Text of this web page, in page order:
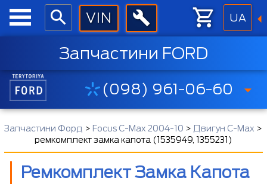
UA
Запчастини FORD
(098) 961-06-60
Запчастини Форд > Focus C-Max 2004-10 > Двигун С-Мах >
ремкомплект замка капота (1535949, 1355231)
Ремкомплект Замка Капота